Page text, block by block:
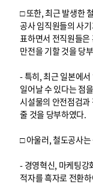
□ 또한, 최근 발생한
공사 임직원들의 사
표하면서 전직원들은
만전을 기할 것을 당
- 특히, 최근 일본에
일어날 수 있다는 점
시설물의 안전점검과
줄 것을 당부하였다.
□ 아울러, 철도공사
- 경영혁신, 마케팅강
적자를 흑자로 전환